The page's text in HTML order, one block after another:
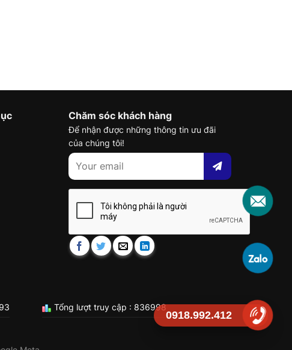
Chăm sóc khách hàng
Để nhận được những thông tin ưu đãi
của chúng tôi!
Tổng lượt truy cập : 836998
0918.992.412